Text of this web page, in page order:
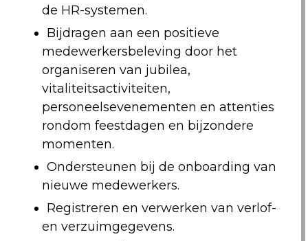
de HR-systemen.
Bijdragen aan een positieve
medewerkersbeleving door het
organiseren van jubilea,
vitaliteitsactiviteiten,
personeelsevenementen en attenties
rondom feestdagen en bijzondere
momenten.
Ondersteunen bij de onboarding van
nieuwe medewerkers.
Registreren en verwerken van verlof-
en verzuimgegevens.